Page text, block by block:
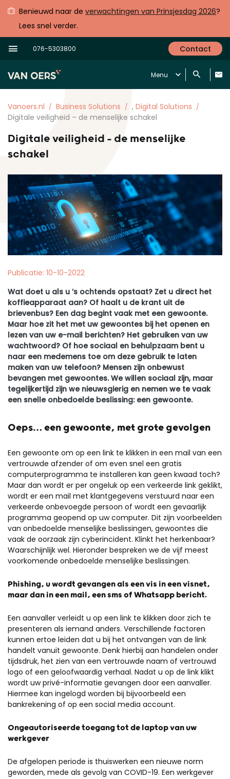
Benieuwd naar de verwachtingen van Prinsjesdag 2026?
Lees snel verder.
076-5303800 Contact
Menu
Vanoers.nl Business Solutions , Digital Solutions
Digitale veiligheid – de menselijke schakel
Digitale veiligheid - de menselijke
schakel
Publicatie: 10-10-2022
Wat doet u als u ’s ochtends opstaat? Zet u direct het
koffieapparaat aan? Of haalt u de krant uit de
brievenbus? Een dag begint vaak met een gewoonte.
Maar hoe zit het met uw gewoontes bij het openen en
lezen van uw e-mail berichten? Het gebruiken van uw
wachtwoord? Of hoe sociaal en behulpzaam bent u
naar een medemens toe om deze gebruik te laten
maken van uw telefoon? Mensen zijn onbewust
bevangen met gewoontes. We willen sociaal zijn, maar
tegelijkertijd zijn we nieuwsgierig en nemen we te vaak
een snelle onbedoelde beslissing: een gewoonte.
Oeps… een gewoonte, met grote gevolgen
Een gewoonte om op een link te klikken in een mail van een
vertrouwde afzender of om even snel een gratis
computerprogramma te installeren kan geen kwaad toch?
Maar dan wordt er per ongeluk op een verkeerde link geklikt,
wordt er een mail met klantgegevens verstuurd naar een
verkeerde onbevoegde persoon of wordt een gevaarlijk
programma geopend op uw computer. Dit zijn voorbeelden
van onbedoelde menselijke beslissingen, gewoontes die
vaak de oorzaak zijn cyberincident. Klinkt het herkenbaar?
Waarschijnlijk wel. Hieronder bespreken we de vijf meest
voorkomende onbedoelde menselijke beslissingen.
Phishing, u wordt gevangen als een vis in een visnet,
maar dan in een mail, een sms of Whatsapp bericht.
Een aanvaller verleidt u op een link te klikken door zich te
presenteren als iemand anders. Verschillende factoren
kunnen ertoe leiden dat u bij het ontvangen van de link
handelt vanuit gewoonte. Denk hierbij aan handelen onder
tijdsdruk, het zien van een vertrouwde naam of vertrouwd
logo of een geloofwaardig verhaal. Nadat u op de link klikt
wordt uw privé-informatie gevangen door een aanvaller.
Hiermee kan ingelogd worden bij bijvoorbeeld een
bankrekening of op een social media account.
Ongeautoriseerde toegang tot de laptop van uw
werkgever
De afgelopen periode is thuiswerken een nieuwe norm
geworden, mede als gevolg van COVID-19. Een werkgever